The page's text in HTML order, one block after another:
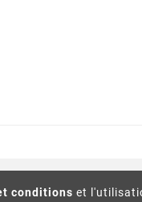
conditions et